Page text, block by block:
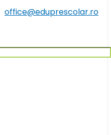
office@eduprescolar.ro